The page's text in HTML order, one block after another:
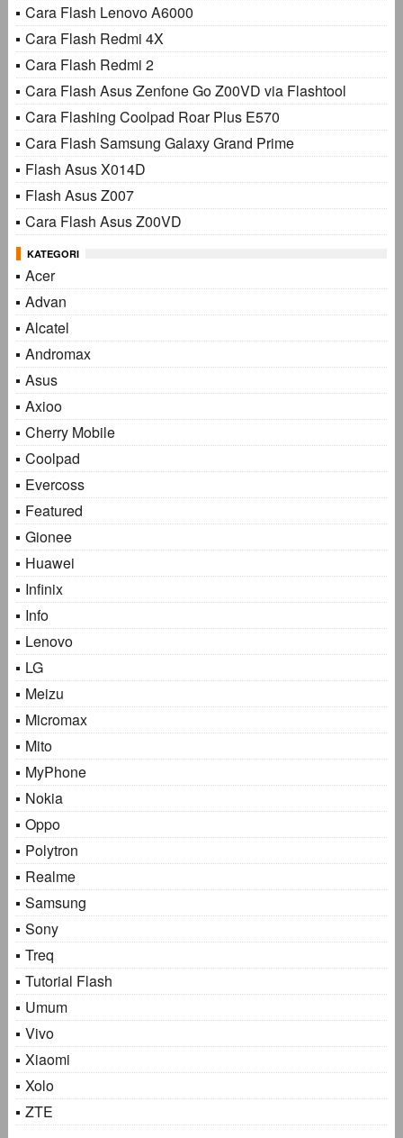
Cara Flash Lenovo A6000
Cara Flash Redmi 4X
Cara Flash Redmi 2
Cara Flash Asus Zenfone Go Z00VD via Flashtool
Cara Flashing Coolpad Roar Plus E570
Cara Flash Samsung Galaxy Grand Prime
Flash Asus X014D
Flash Asus Z007
Cara Flash Asus Z00VD
KATEGORI
Acer
Advan
Alcatel
Andromax
Asus
Axioo
Cherry Mobile
Coolpad
Evercoss
Featured
Gionee
Huawei
Infinix
Info
Lenovo
LG
Meizu
Micromax
Mito
MyPhone
Nokia
Oppo
Polytron
Realme
Samsung
Sony
Treq
Tutorial Flash
Umum
Vivo
Xiaomi
Xolo
ZTE